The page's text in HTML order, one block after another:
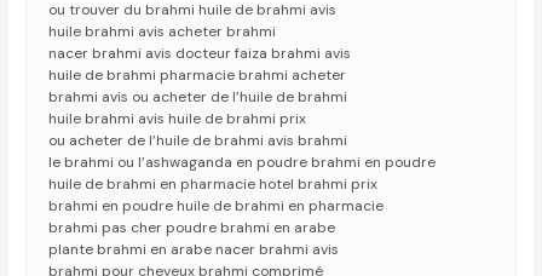
ou trouver du brahmi huile de brahmi avis
huile brahmi avis acheter brahmi
nacer brahmi avis docteur faiza brahmi avis
huile de brahmi pharmacie brahmi acheter
brahmi avis ou acheter de l’huile de brahmi
huile brahmi avis huile de brahmi prix
ou acheter de l’huile de brahmi avis brahmi
le brahmi ou l’ashwaganda en poudre brahmi en poudre
huile de brahmi en pharmacie hotel brahmi prix
brahmi en poudre huile de brahmi en pharmacie
brahmi pas cher poudre brahmi en arabe
plante brahmi en arabe nacer brahmi avis
brahmi pour cheveux brahmi comprimé